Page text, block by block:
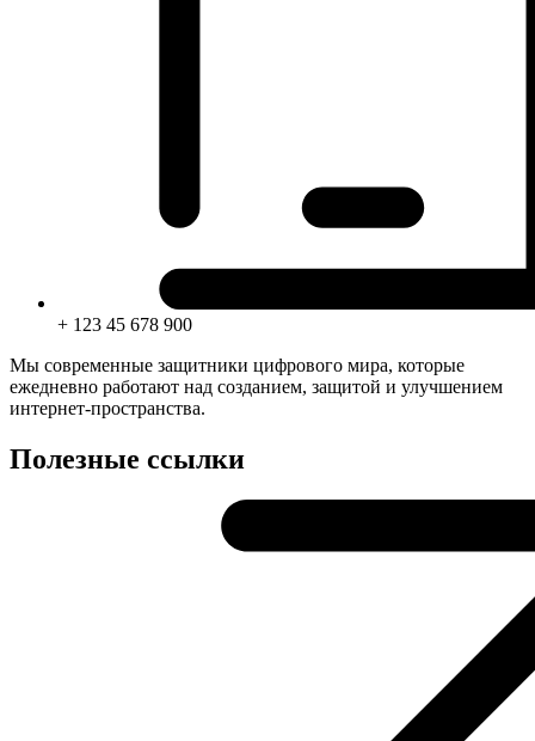
+ 123 45 678 900
Мы современные защитники цифрового мира, которые
ежедневно работают над созданием, защитой и улучшением
интернет-пространства.
Полезные ссылки